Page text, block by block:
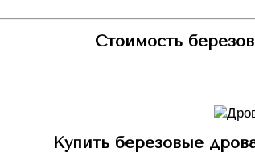
Стоимость
Купить березовые